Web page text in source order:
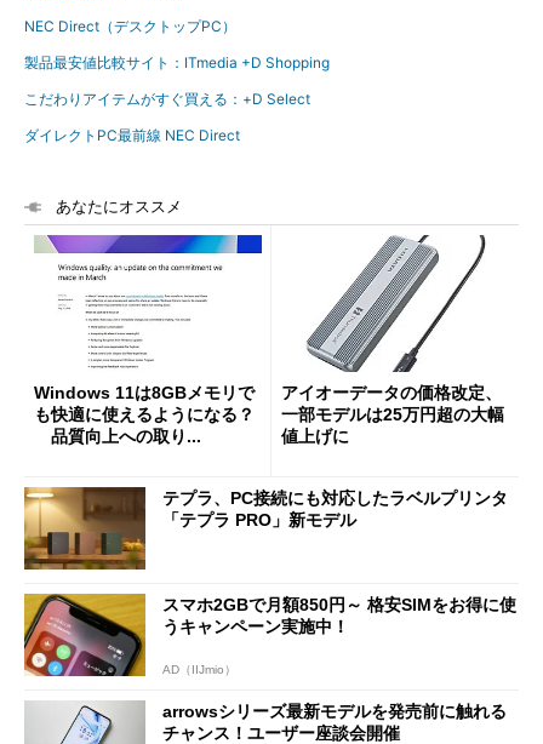
NEC Direct（デスクトップPC）
製品最安値比較サイト：ITmedia +D Shopping
こだわりアイテムがすぐ買える：+D Select
ダイレクトPC最前線 NEC Direct
あなたにオススメ
Windows 11は8GBメモリで
も快適に使えるようになる？
品質向上への取り...
アイオーデータの価格改定、
一部モデルは25万円超の大幅
値上げに
テプラ、PC接続にも対応したラベルプリンタ
「テプラ PRO」新モデル
スマホ2GBで月額850円～ 格安SIMをお得に使
うキャンペーン実施中！
AD（IIJmio）
arrowsシリーズ最新モデルを発売前に触れる
チャンス！ユーザー座談会開催